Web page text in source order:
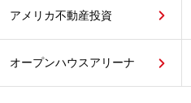
アメリカ不動産投資
オープンハウスアリーナ